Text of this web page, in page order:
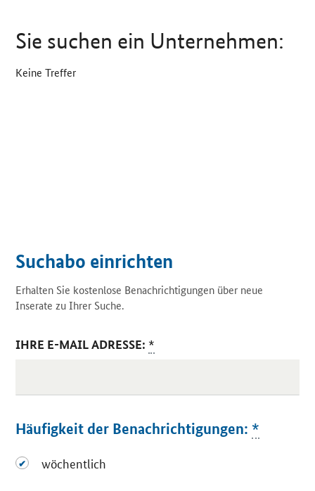
Sie suchen ein Unternehmen:
Keine Treffer
Suchabo einrichten
Erhalten Sie kostenlose Benachrichtigungen über neue
Inserate zu Ihrer Suche.
IHRE E-MAIL ADRESSE: *
Häufigkeit der Benachrichtigungen: *
wöchentlich
wöchentlich